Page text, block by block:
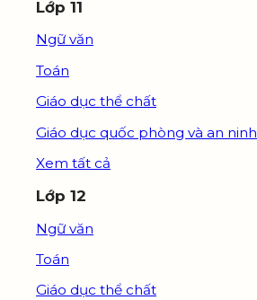
Lớp 11
Ngữ văn
Toán
Giáo dục thể chất
Giáo dục quốc phòng và an ninh
Xem tất cả
Lớp 12
Ngữ văn
Toán
Giáo dục thể chất